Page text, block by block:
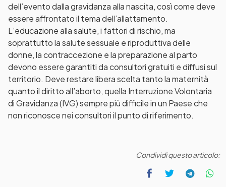
dell’evento dalla gravidanza alla nascita, così come deve
essere affrontato il tema dell’allattamento.
L’educazione alla salute, i fattori di rischio, ma
soprattutto la salute sessuale e riproduttiva delle
donne, la contraccezione e la preparazione al parto
devono essere garantiti da consultori gratuiti e diffusi sul
territorio. Deve restare libera scelta tanto la maternità
quanto il diritto all’aborto, quella Interruzione Volontaria
di Gravidanza (IVG) sempre più difficile in un Paese che
non riconosce nei consultori il punto di riferimento.
Condividi questo articolo: